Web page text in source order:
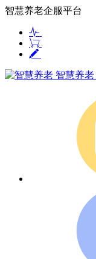
智慧养老企服平台
智慧养老